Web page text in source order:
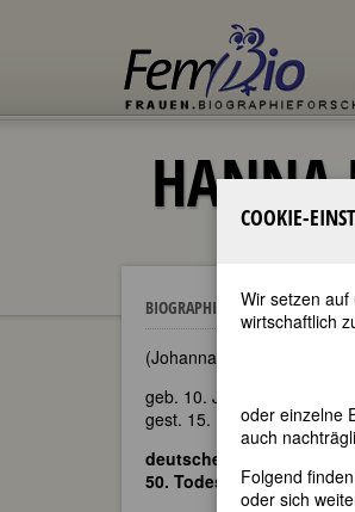
HANNA
BIOGRAPHIEN Hanna
(Johanna Nagel
geb. 10. Juni 1907 in
gest. 15. März 1975 in
deutsche Graphikerin und
50. Todestag am 15. März
COOKIE-
Wir setzen
wirtschaftlich
oder einzelne
auch
Folgend
oder sich